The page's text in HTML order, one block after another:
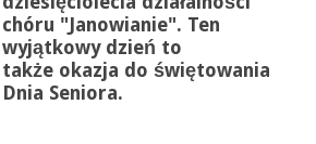
chóru "Janowianie". Ten
wyjątkowy dzień to
także okazja do świętowania
Dnia Seniora.